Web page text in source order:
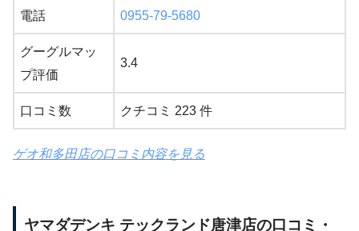
電話 0955-79-5680
グーグルマッ
プ評価
3.4
口コミ数 クチコミ 223 件
ゲオ和多田店の口コミ内容を見る
ヤマダデンキ テックランド唐津店の口コミ・